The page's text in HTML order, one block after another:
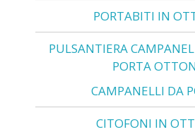
PORTABITI IN
PULSANTIERA
PORTA
CAMPANELLI DA
CITOFONI IN